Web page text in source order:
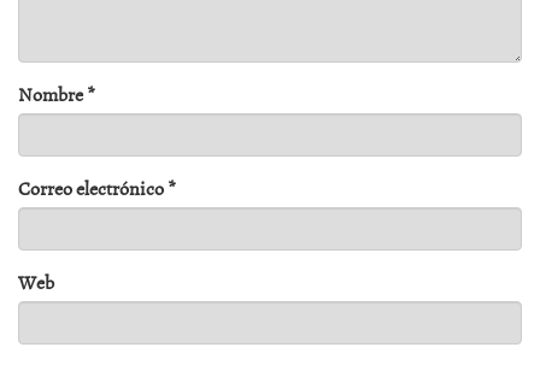
Nombre*
Correo electrónico*
Web